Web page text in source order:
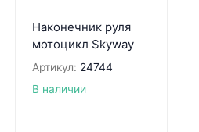
Наконечник руля
мотоцикл Skyway
Артикул: 24744
В наличии